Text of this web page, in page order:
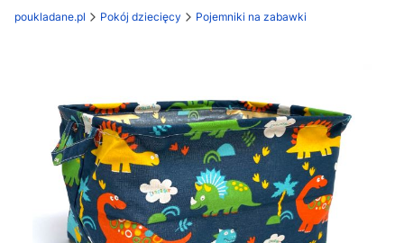
poukladane.pl Pokój dziecięcy Pojemniki na zabawki